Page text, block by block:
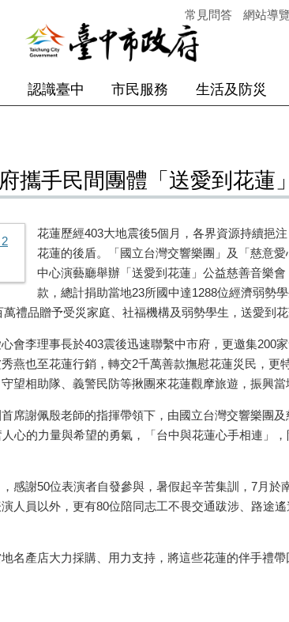
常見問答 網站導
認識臺中 市民服務 生活及防災
攜手民間團體「送愛到花蓮
花蓮歷經403大地震後5個月，各界資源持續挹
花蓮的後盾。「國立台灣交響樂團」及「慈意
中心演藝廳舉辦「送愛到花蓮」公益慈善音樂
款，總計捐助當地23所國中達1288位經濟弱勢
禮品贈予受災家庭、社福機構及弱勢學生，送愛到
會李理事長於403震後迅速聯繫中市府，更邀集200
燕也至花蓮行銷，轉交2千萬善款撫慰花蓮災民，更
望相助隊、義警民防等揪團來花蓮觀摩旅遊，振興
席謝佩殷老師的指揮帶領下，由國立台灣交響樂團
心的力量與希望的勇氣，「台中與花蓮心手相連」
感謝50位表演者自發參與，暑假起辛苦集訓，7月
人員以外，更有80位陪同志工不畏交通跋涉、路途
名產店大力採購、用力支持，將這些花蓮的伴手禮